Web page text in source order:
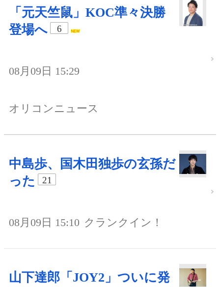
「元天竺鼠」KOC準々決勝
登場へ
6
08月09日 15:29
オリコンニュース
中島歩、国木田独歩の玄孫だ
った
21
08月09日 15:10 クランクイン！
山下達郎「JOY2」ついに発